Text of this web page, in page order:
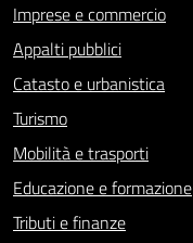
Imprese e commercio
Appalti pubblici
Catasto e urbanistica
Turismo
Mobilità e trasporti
Educazione e formazione
Tributi e finanze